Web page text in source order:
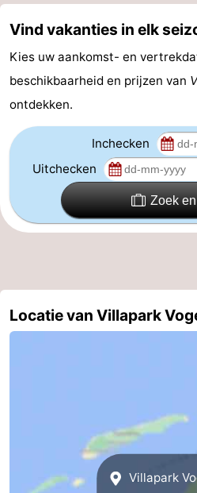
Vind vakanties in elk
Kies uw aankomst- en
beschikbaarheid en prijzen van
ontdekken.
Inchecken
Uitchecken
Zoek
Locatie van Villapark
Villapark